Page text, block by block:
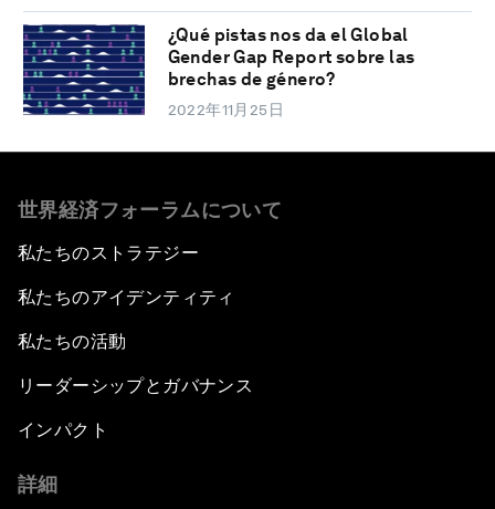
¿Qué pistas nos da el Global
Gender Gap Report sobre las
brechas de género?
2022年11月25日
世界経済フォーラムについて
私たちのストラテジー
私たちのアイデンティティ
私たちの活動
リーダーシップとガバナンス
インパクト
詳細